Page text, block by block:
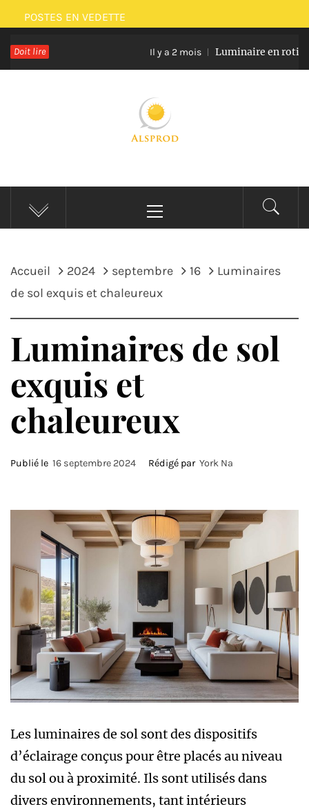
Passer
au
contenu
POSTES EN VEDETTE
Doit lire Il y a 2 mois Luminaire en rotin et verre
ALSPROD
Site De Partage De Délicieux Plats
principal
Accueil 2024 septembre 16
Luminaires
de sol exquis et chaleureux
Luminaires de sol
exquis et
chaleureux
Publié le 16 septembre 2024 Rédigé par York Na
Les luminaires de sol sont des dispositifs
d’éclairage conçus pour être placés au niveau
du sol ou à proximité. Ils sont utilisés dans
divers environnements, tant intérieurs